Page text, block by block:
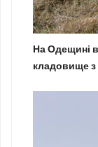
На Одещині
кладовище з